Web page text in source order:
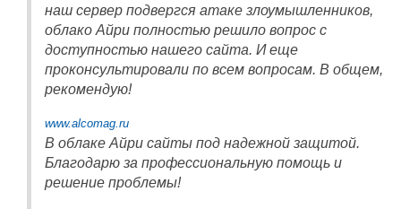
наш сервер подвергся атаке злоумышленников,
облако Айри полностью решило вопрос с
доступностью нашего сайта. И еще
проконсультировали по всем вопросам. В общем,
рекомендую!
www.alcomag.ru
В облаке Айри сайты под надежной защитой.
Благодарю за профессиональную помощь и
решение проблемы!